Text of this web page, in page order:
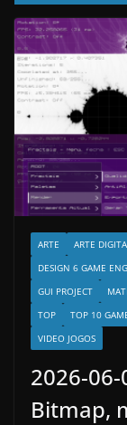
ARTE ARTE
DESIGN 6 GAME
GUI PROJECT
TOP
TOP 10
VIDEO JOGOS
2026-
Bitmap,